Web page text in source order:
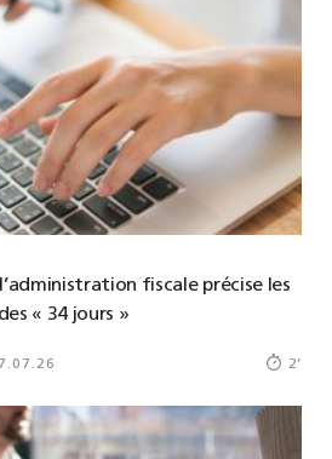
fiscale précise les
« 34 jours »
2’